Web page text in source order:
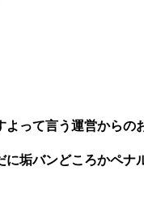
って言う運営からの
に垢バンどころかペナ